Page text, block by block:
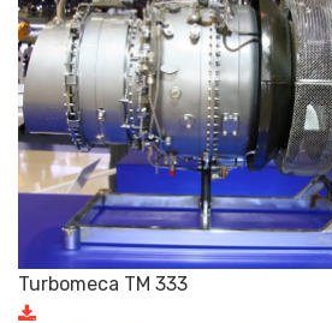
Turbomeca TM 333